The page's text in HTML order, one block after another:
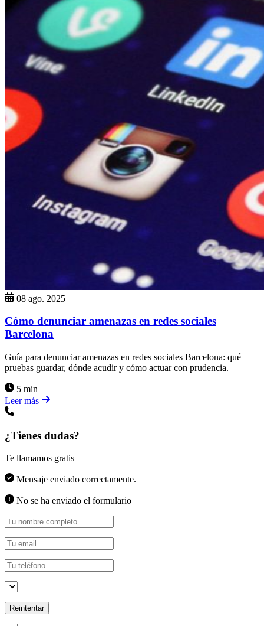
08 ago. 2025
Cómo denunciar amenazas en redes sociales
Barcelona
Guía para denunciar amenazas en redes sociales Barcelona: qué
pruebas guardar, dónde acudir y cómo actuar con prudencia.
5 min
Leer más
¿Tienes dudas?
Te llamamos gratis
Mensaje enviado correctamente.
No se ha enviado el formulario
Reintentar